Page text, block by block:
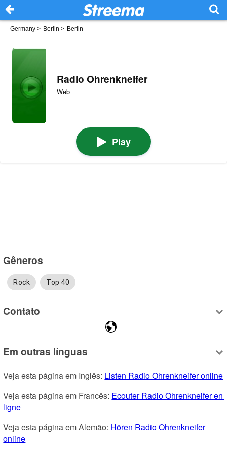
Germany > Berlin > Berlin
Radio Ohrenkneifer
Web
Play
Gêneros
Rock Top 40
Contato
Em outras línguas
Veja esta página em Inglês: Listen Radio Ohrenkneifer online
Veja esta página em Francês: Ecouter Radio Ohrenkneifer en
ligne
Veja esta página em Alemão: Hören Radio Ohrenkneifer
online